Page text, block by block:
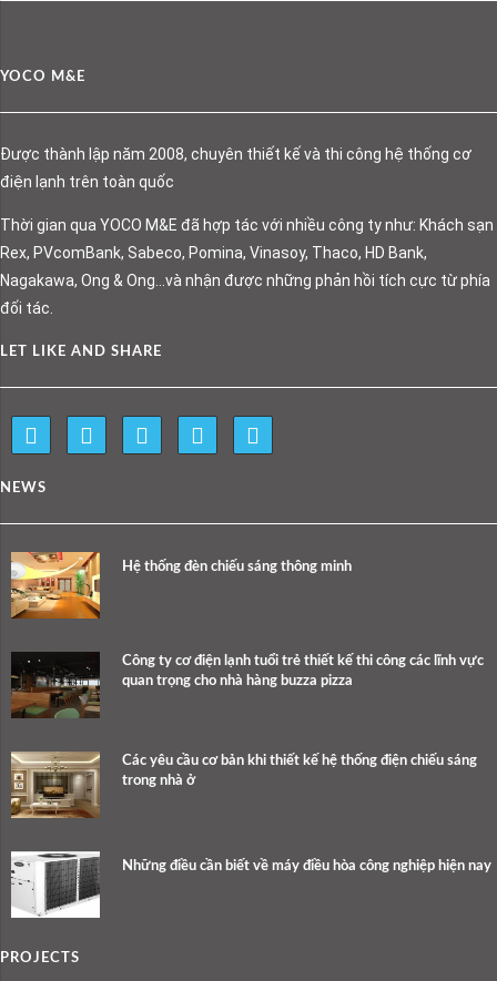
YOCO M&E
Được thành lập năm 2008, chuyên thiết kế và thi công hệ thống cơ
điện lạnh trên toàn quốc
Thời gian qua YOCO M&E đã hợp tác với nhiều công ty như: Khách sạn
Rex, PVcomBank, Sabeco, Pomina, Vinasoy, Thaco, HD Bank,
Nagakawa, Ong & Ong…và nhận được những phản hồi tích cực từ phía
đối tác.
LET LIKE AND SHARE
NEWS
Hệ thống đèn chiếu sáng thông minh
Công ty cơ điện lạnh tuổi trẻ thiết kế thi công các lĩnh vực
quan trọng cho nhà hàng buzza pizza
Các yêu cầu cơ bản khi thiết kế hệ thống điện chiếu sáng
trong nhà ở
Những điều cần biết về máy điều hòa công nghiệp hiện nay
PROJECTS